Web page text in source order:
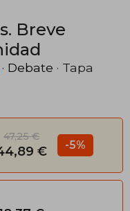
Breve
· Debate · Tapa
47,25 €
€ -5%